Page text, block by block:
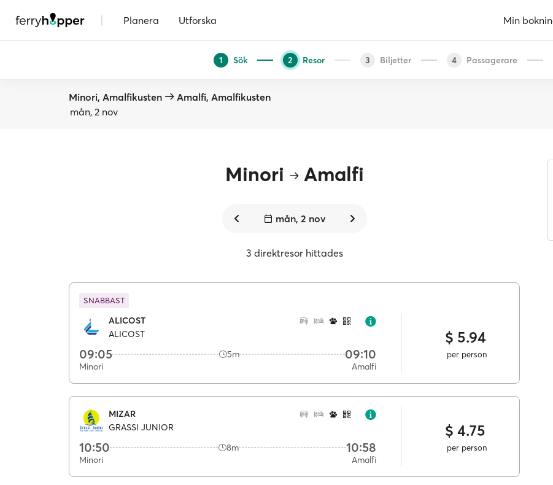
| Planera Utforska Min
1 Sök 2 Resor 3 Biljetter 4 Passagerare
Minori, Amalfikusten
Amalfi, Amalfikusten
mån, 2 nov
Minori Amalfi
mån, 2 nov
3 direktresor hittades
SNABBAST
ALICOST
ALICOST
09:05 5m 09:10
Minori Amalfi
$ 5.94
per person
MIZAR
GRASSI JUNIOR
10:50 8m 10:58
Minori Amalfi
$ 4.75
per person